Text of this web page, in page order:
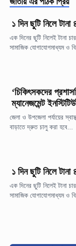
১ দিন ছুটি নিলে
এক দিনের ছুটি নিলেই টানা
সামাজিক যোগাযোগমাধ্যম ও
‘চিকিৎসকদের
ম্যানেজমেন্ট
জেলা ও উপজেলা পর্যায়ের
বাড়াতে দ্রুত চালু করা হবে...
১ দিন ছুটি নিলে
এক দিনের ছুটি নিলেই টানা
সামাজিক যোগাযোগমাধ্যম ও